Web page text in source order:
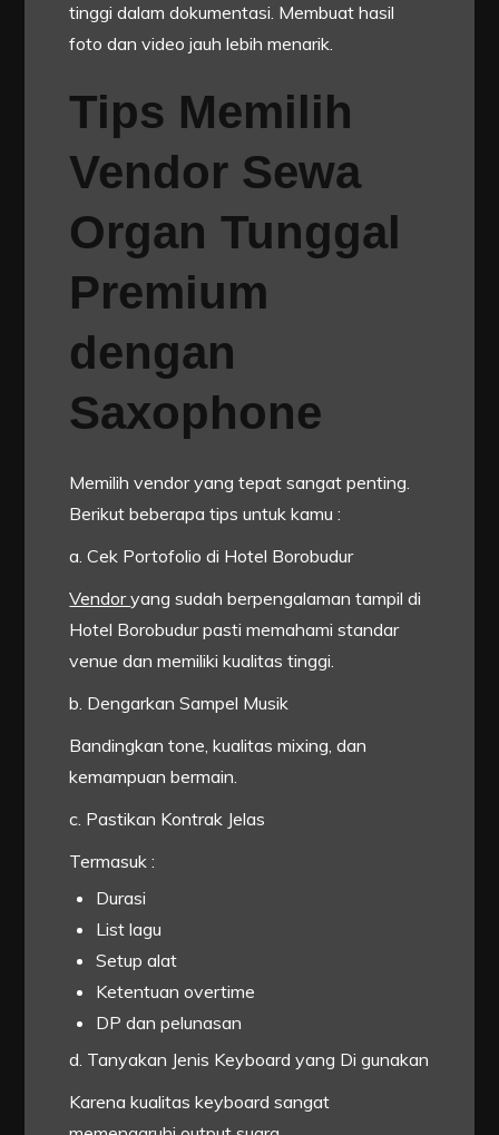
tinggi dalam dokumentasi. Membuat hasil
foto dan video jauh lebih menarik.
Tips Memilih
Vendor Sewa
Organ Tunggal
Premium
dengan
Saxophone
Memilih vendor yang tepat sangat penting.
Berikut beberapa tips untuk kamu :
a. Cek Portofolio di Hotel Borobudur
Vendoryang sudah berpengalaman tampil di
Hotel Borobudur pasti memahami standar
venue dan memiliki kualitas tinggi.
b. Dengarkan Sampel Musik
Bandingkan tone, kualitas mixing, dan
kemampuan bermain.
c. Pastikan Kontrak Jelas
Termasuk :
Durasi
List lagu
Setup alat
Ketentuan overtime
DP dan pelunasan
d. Tanyakan Jenis Keyboard yang Di gunakan
Karena kualitas keyboard sangat